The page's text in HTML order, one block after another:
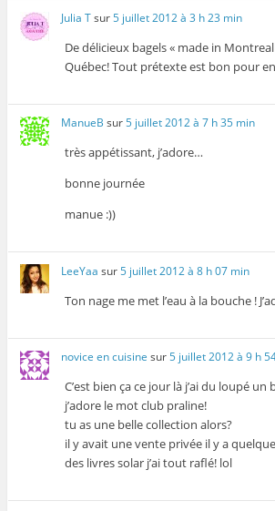
Julia Tsur5 juillet 2012 à 3 h 23 min
De délicieux bagels « made in
Québec! Tout prétexte est bon pour
ManueB sur5 juillet 2012 à 7 h 35 min
très appétissant, j’adore…
bonne journée
manue :))
LeeYaa sur5 juillet 2012 à 8 h 07 min
Ton nage me met l’eau à la bouche !
novice en cuisine sur5 juillet 2012 à 9 h
C’est bien ça ce jour là j’ai du loupé un
j’adore le mot club praline!
tu as une belle collection alors?
il y avait une vente privée il y a
des livres solar j’ai tout raflé! lol